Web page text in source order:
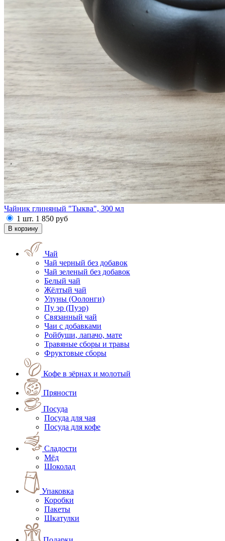
Чайник глиняный "Тыква", 300 мл
1 шт. 1 850 руб
Чай
Чай черный без добавок
Чай зеленый без добавок
Белый чай
Жёлтый чай
Улуны (Оолонги)
Пу эр (Пуэр)
Связанный чай
Чаи с добавками
Ройбуши, лапачо, мате
Травяные сборы и травы
Фруктовые сборы
Кофе в зёрнах и молотый
Пряности
Посуда
Посуда для чая
Посуда для кофе
Сладости
Мёд
Шоколад
Упаковка
Коробки
Пакеты
Шкатулки